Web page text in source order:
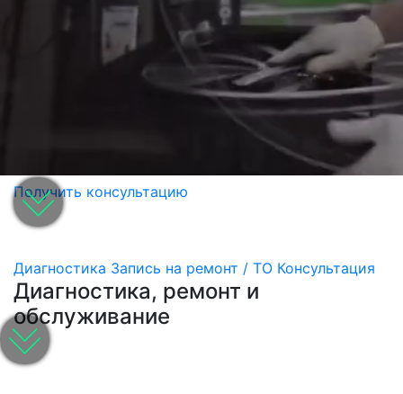
Получить консультацию
Диагностика Запись на ремонт / ТО Консультация
Диагностика, ремонт и
обслуживание